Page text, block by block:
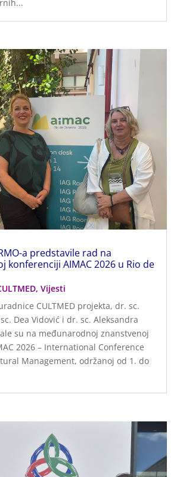
a predstavile rad na
konferenciji AIMAC 2026 u Rio de
,Vijesti
CULTMED projekta, dr. sc.
Dea Vidović i dr. sc. Aleksandra
su na međunarodnoj znanstvenoj
2026 – International Conference
Management, održanoj od 1. do